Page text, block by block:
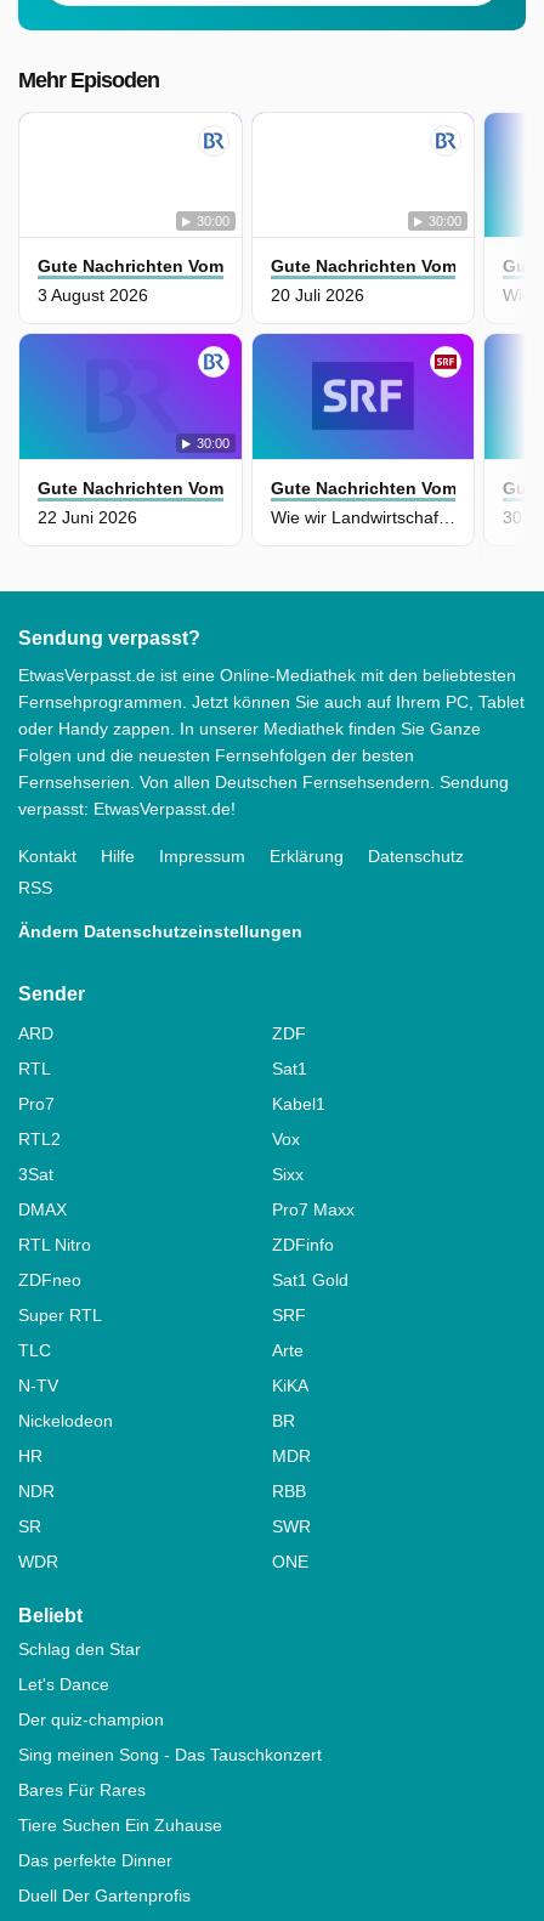
Mehr Episoden
30:00
Gute Nachrichten Vom Planeten
3 August 2026
30:00
Gute Nachrichten Vom Planeten
20 Juli 2026
30:00
Gute Nachrichten Vom Planeten
22 Juni 2026
Gute Nachrichten Vom Planeten
Wie wir Landwirtschaft nachhaltiger machen
30
Sendung verpasst?
EtwasVerpasst.de ist eine Online-Mediathek mit den beliebtesten
Fernsehprogrammen. Jetzt können Sie auch auf Ihrem PC, Tablet
oder Handy zappen. In unserer Mediathek finden Sie Ganze
Folgen und die neuesten Fernsehfolgen der besten
Fernsehserien. Von allen Deutschen Fernsehsendern. Sendung
verpasst: EtwasVerpasst.de!
Kontakt Hilfe Impressum Erklärung
Datenschutz
RSS
Ändern Datenschutzeinstellungen
Sender
ARD
ZDF
RTL
Sat1
Pro7
Kabel1
RTL2
Vox
3Sat
Sixx
DMAX
Pro7 Maxx
RTL Nitro
ZDFinfo
ZDFneo
Sat1 Gold
Super RTL
SRF
TLC
Arte
N-TV
KiKA
Nickelodeon
BR
HR
MDR
NDR
RBB
SR
SWR
WDR
ONE
Beliebt
Schlag den Star
Let's Dance
Der quiz-champion
Sing meinen Song - Das Tauschkonzert
Bares Für Rares
Tiere Suchen Ein Zuhause
Das perfekte Dinner
Duell Der Gartenprofis